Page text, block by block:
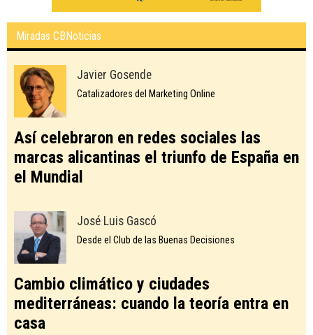
Miradas CBNoticias
Javier Gosende
Catalizadores del Marketing Online
Así celebraron en redes sociales las
marcas alicantinas el triunfo de España en
el Mundial
José Luis Gascó
Desde el Club de las Buenas Decisiones
Cambio climático y ciudades
mediterráneas: cuando la teoría entra en
casa